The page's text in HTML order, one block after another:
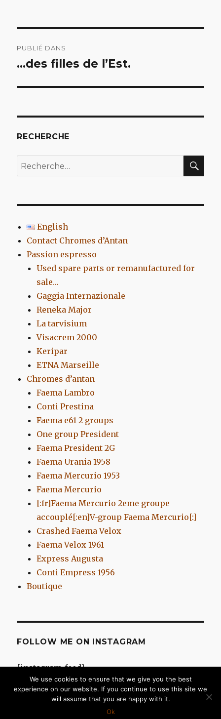
de
PUBLIÉ DANS
…des filles de l’Est.
RECHERCHE
Recherche
pour
English
Contact Chromes d’Antan
Passion espresso
Used spare parts or remanufactured for
sale…
Gaggia Internazionale
Reneka Major
La tarvisium
Visacrem 2000
Keripar
ETNA Marseille
Chromes d’antan
Faema Lambro
Conti Prestina
Faema e61 2 groups
One group President
Faema President 2G
Faema Urania 1958
Faema Mercurio 1953
Faema Mercurio
[:fr]Faema Mercurio 2eme groupe
accouplé[:en]V-group Faema Mercurio[:]
Crashed Faema Velox
Faema Velox 1961
Express Augusta
Conti Empress 1956
Boutique
FOLLOW ME ON INSTAGRAM
[instagram-feed]
Fièrement propulsé par WordPress
We use cookies to ensure that we give you the best
experience on our website. If you continue to use this site we
will assume that you are happy with it.
Ok